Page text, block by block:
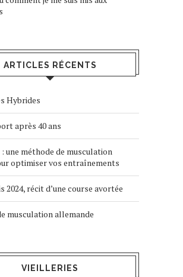
ARTICLES RÉCENTS
Hybrides
après 40 ans
une méthode de musculation
optimiser vos entraînements
2024, récit d’une course avortée
musculation allemande
VIEILLERIES